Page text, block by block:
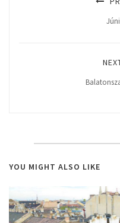
YOU MIGHT ALSO LIKE